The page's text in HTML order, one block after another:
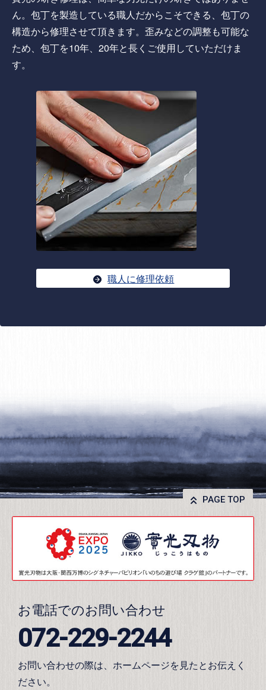
ん。包丁を製造している職人だからこそできる、包丁の
構造から修理させて頂きます。歪みなどの調整も可能な
ため、包丁を10年、20年と長くご使用していただけま
す。
職人に修理依頼
PAGE TOP
お電話でのお問い合わせ
072-229-2244
お問い合わせの際は、ホームページを見たとお伝えく
ださい。